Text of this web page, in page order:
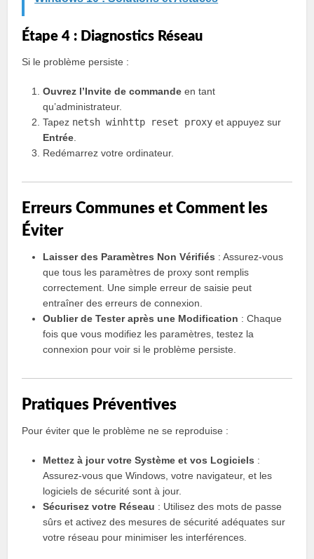
Étape 4 : Diagnostics Réseau
Si le problème persiste :
Ouvrez l’Invite de commande en tant
qu’administrateur.
Tapez netsh winhttp reset proxy et appuyez sur
Entrée
Redémarrez votre ordinateur.
Erreurs Communes et Comment les
Éviter
Laisser des Paramètres Non Vérifiés : Assurez-vous
que tous les paramètres de proxy sont remplis
correctement. Une simple erreur de saisie peut
entraîner des erreurs de connexion.
Oublier de Tester après une Modification : Chaque
fois que vous modifiez les paramètres, testez la
connexion pour voir si le problème persiste.
Pratiques Préventives
Pour éviter que le problème ne se reproduise :
Mettez à jour votre Système et vos Logiciels :
Assurez-vous que Windows, votre navigateur, et les
logiciels de sécurité sont à jour.
Sécurisez votre Réseau : Utilisez des mots de passe
sûrs et activez des mesures de sécurité adéquates sur
votre réseau pour minimiser les interférences.